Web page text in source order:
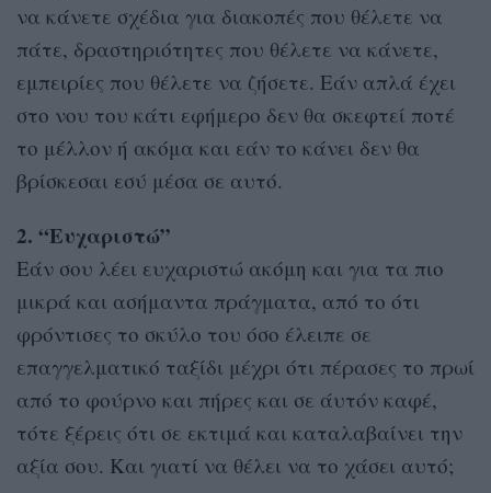
να κάνετε σχέδια για διακοπές που θέλετε να
πάτε, δραστηριότητες που θέλετε να κάνετε,
εμπειρίες που θέλετε να ζήσετε. Εάν απλά έχει
στο νου του κάτι εφήμερο δεν θα σκεφτεί ποτέ
το μέλλον ή ακόμα και εάν το κάνει δεν θα
βρίσκεσαι εσύ μέσα σε αυτό.
2. “Ευχαριστώ”
Εάν σου λέει ευχαριστώ ακόμη και για τα πιο
μικρά και ασήμαντα πράγματα, από το ότι
φρόντισες το σκύλο του όσο έλειπε σε
επαγγελματικό ταξίδι μέχρι ότι πέρασες το πρωί
από το φούρνο και πήρες και σε άυτόν καφέ,
τότε ξέρεις ότι σε εκτιμά και καταλαβαίνει την
αξία σου. Και γιατί να θέλει να το χάσει αυτό;